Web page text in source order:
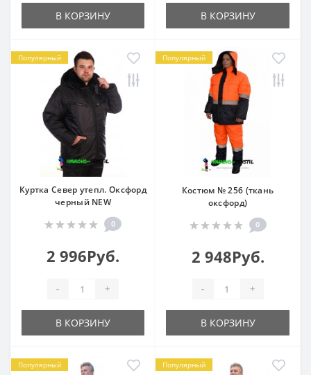
В КОРЗИНУ В КОРЗИНУ
Популярный
Куртка Север утепл. Оксфорд
черный NEW
0
2 996Руб.
- +
В КОРЗИНУ
Популярный
Костюм № 256 (ткань
оксфорд)
0
2 948Руб.
- +
В КОРЗИНУ
Популярный Популярный